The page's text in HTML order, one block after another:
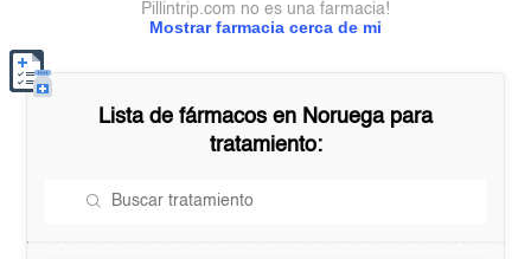
Mostrar farmacia cerca de mi
Pillintrip.com no es una farmacia!
Lista de fármacos en Noruegapara
tratamiento: